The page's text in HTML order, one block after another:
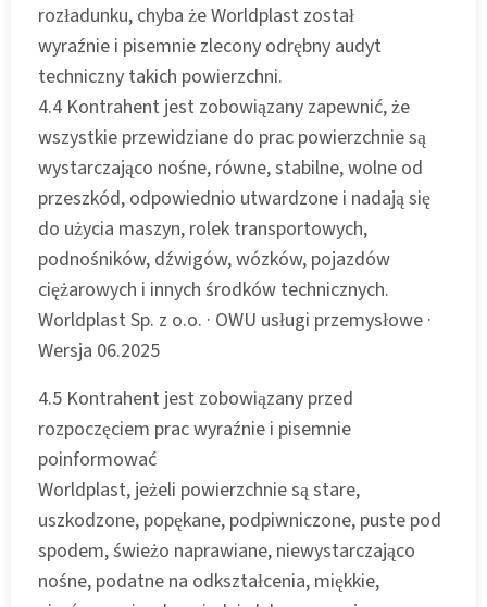
rozładunku, chyba że Worldplast został
wyraźnie i pisemnie zlecony odrębny audyt
techniczny takich powierzchni.
4.4 Kontrahent jest zobowiązany zapewnić, że
wszystkie przewidziane do prac powierzchnie są
wystarczająco nośne, równe, stabilne, wolne od
przeszkód, odpowiednio utwardzone i nadają się
do użycia maszyn, rolek transportowych,
podnośników, dźwigów, wózków, pojazdów
ciężarowych i innych środków technicznych.
Worldplast Sp. z o.o. · OWU usługi przemysłowe ·
Wersja 06.2025
4.5 Kontrahent jest zobowiązany przed
rozpoczęciem prac wyraźnie i pisemnie
poinformować
Worldplast, jeżeli powierzchnie są stare,
uszkodzone, popękane, podpiwniczone, puste pod
spodem, świeżo naprawiane, niewystarczająco
nośne, podatne na odkształcenia, miękkie,